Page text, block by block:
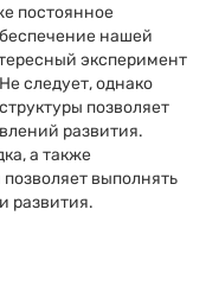
постоянное
нашей
эксперимент
следует, однако
позволяет
развития.
а также
выполнять
развития.